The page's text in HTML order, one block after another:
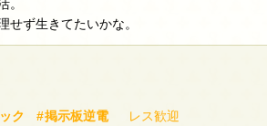
。
せず生きてたいかな。
ク 掲示板逆電 レス歓迎